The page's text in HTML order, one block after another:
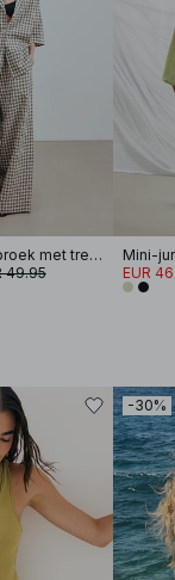
Wijde geruite broek met trekkoord
49.95 EUR
-30%